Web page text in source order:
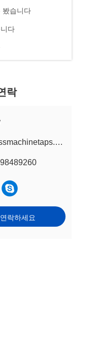
봤습니다
다
락
jerry@hssmachinetaps.com
락하세요